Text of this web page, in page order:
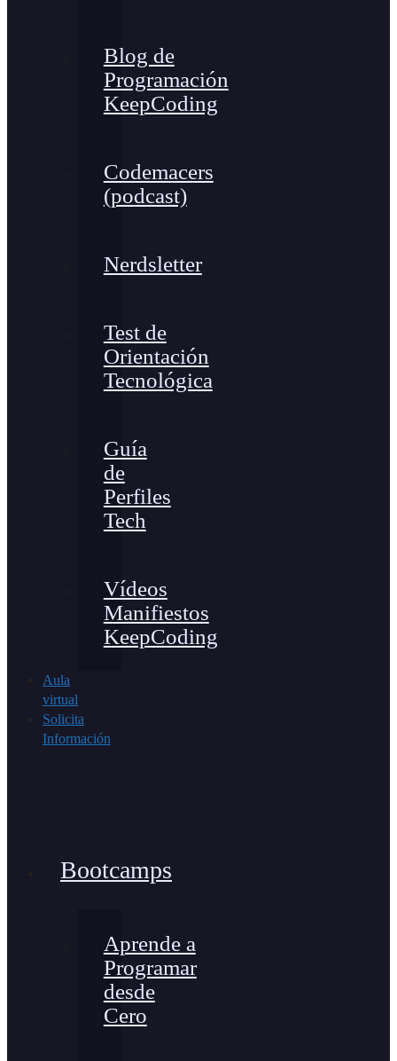
Blog de
Programación
KeepCoding
Codemacers
(podcast)
Nerdsletter
Test de
Orientación
Tecnológica
Guía
de
Perfiles
Tech
Vídeos
Manifiestos
KeepCoding
Aula
virtual
Solicita
Información
Bootcamps
Aprende a
Programar
desde
Cero